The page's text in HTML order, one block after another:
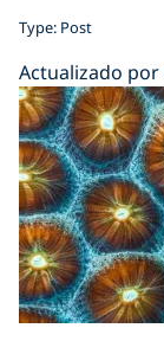
Type: Post
Actualizado por